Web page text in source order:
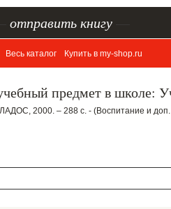
отправить книгу
Весь каталог Купить в my-shop.ru
предмет в школе:
2000. – 288 с. - (Воспитание и